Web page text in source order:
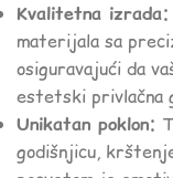
Kvalitetna izrada:
materijala sa
osiguravajući da
estetski privlačna
Unikatan poklon:
godišnjicu,